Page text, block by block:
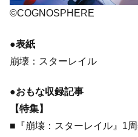
©COGNOSPHERE
●表紙
崩壊：スターレイル
●おもな収録記事
【特集】
■『崩壊：スターレイル』1